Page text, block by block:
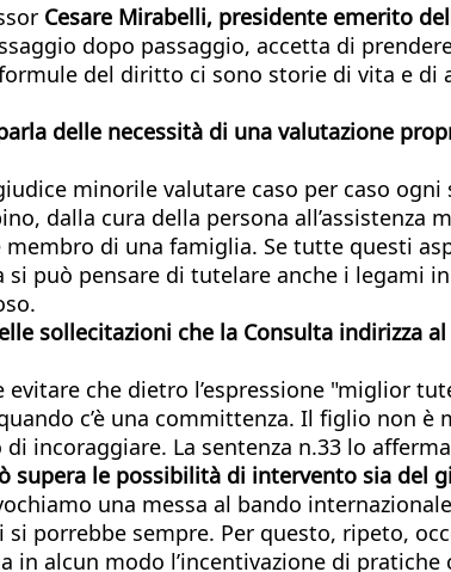
Cesare Mirabelli, presidente emerito
dopo passaggio, accetta di
del diritto ci sono storie di vita e di
delle necessità di una valutazione
minorile valutare caso per caso
dalla cura della persona
di una famiglia. Se tutte questi
si può pensare di tutelare anche i legami
sollecitazioni che la Consulta indirizza
che dietro l’espressione "miglior
c’è una committenza. Il figlio non
incoraggiare. La sentenza n.33 lo
supera le possibilità di intervento sia del
una messa al bando
porrebbe sempre. Per questo, ripeto,
in alcun modo l’incentivazione di